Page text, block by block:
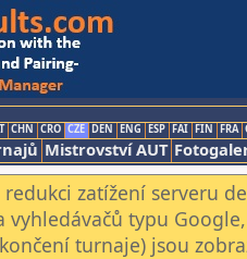
CHN CRO CZE DEN ENG ESP FAI FIN FRA
Mistrovství AUT
zatížení serveru
vyhledávačů typu
turnaje) jsou